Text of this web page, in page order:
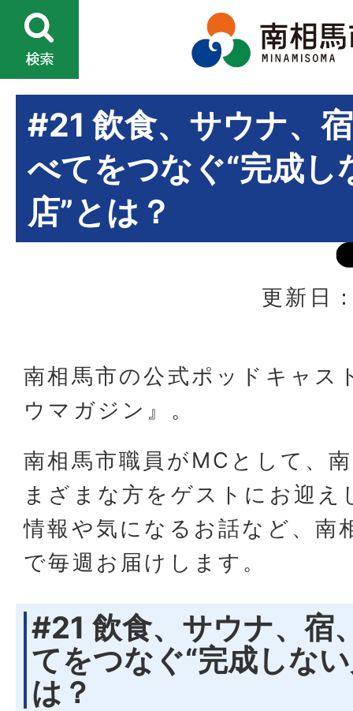
#21 飲食、サウナ、
べてをつなぐ“完成し
店”とは？
更新日
南相馬市の公式ポッドキャス
ウマガジン』。
南相馬市職員がMCとして、
まざまな方をゲストにお迎え
情報や気になるお話など、南
で毎週お届けします。
#21 飲食、サウナ、宿
てをつなぐ“完成しな
は？